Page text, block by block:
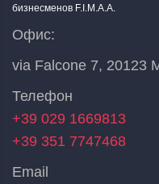
бизнесменов F.I.M.A.A.
Офис:
via Falcone 7, 20123
Телефон
+39 029 1669813
+39 351 7747468
Email